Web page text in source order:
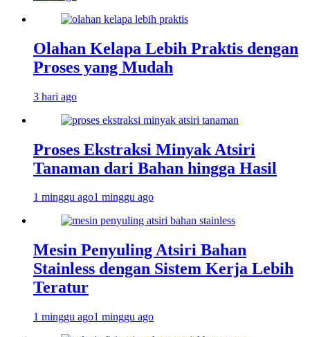
Olahan Kelapa Lebih Praktis dengan
Proses yang Mudah
3 hari ago
Proses Ekstraksi Minyak Atsiri
Tanaman dari Bahan hingga Hasil
1 minggu ago1 minggu ago
Mesin Penyuling Atsiri Bahan
Stainless dengan Sistem Kerja Lebih
Teratur
1 minggu ago1 minggu ago